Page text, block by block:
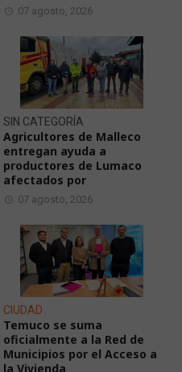
07 agosto, 2026
SIN CATEGORÍA
Agricultores de Malleco
entregan ayuda a
productores de Lumaco
afectados por
07 agosto, 2026
CIUDAD
Temuco se suma
oficialmente a la Red de
Municipios por el Acceso a
la Vivienda